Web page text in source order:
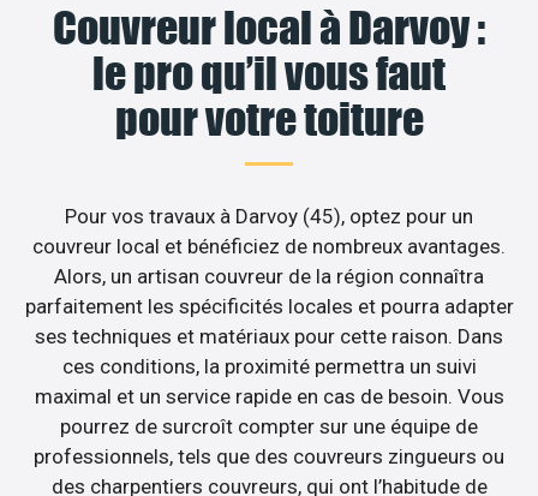
Couvreur local à Darvoy :
le pro qu’il vous faut
pour votre toiture
Pour vos travaux à Darvoy (45), optez pour un
couvreur local et bénéficiez de nombreux avantages.
Alors, un artisan couvreur de la région connaîtra
parfaitement les spécificités locales et pourra adapter
ses techniques et matériaux pour cette raison. Dans
ces conditions, la proximité permettra un suivi
maximal et un service rapide en cas de besoin. Vous
pourrez de surcroît compter sur une équipe de
professionnels, tels que des couvreurs zingueurs ou
des charpentiers couvreurs, qui ont l’habitude de